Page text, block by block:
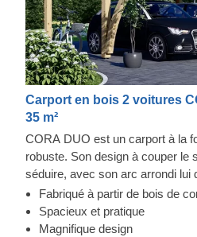
Carport en bois 2 voitures
35 m²
CORA DUO est un carport à la
robuste. Son design à couper le
séduire, avec son arc arrondi lui
moderne et sophistiqué. Vous
vous confiez vos voitures à
résistera aux fortes pluies et aux
Fabriqué à partir de bois de
Spacieux et pratique
Magnifique design